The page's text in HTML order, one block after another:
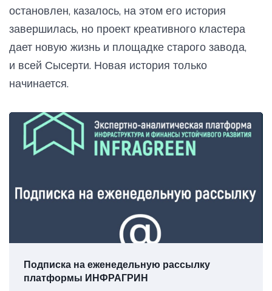
остановлен, казалось, на этом его история
завершилась, но проект креативного кластера
дает новую жизнь и площадке старого завода,
и всей Сысерти. Новая история только
начинается.
Подписка на еженедельную рассылку
платформы ИНФРАГРИН